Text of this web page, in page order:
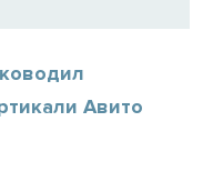
Авито